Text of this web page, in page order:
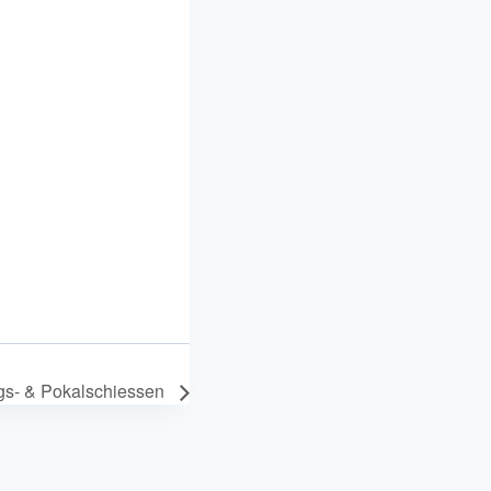
& Pokalschiessen